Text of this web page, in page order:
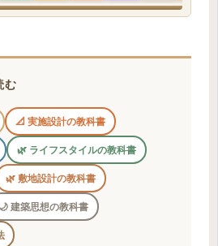
む
📐 実施設計の教科書
🌿 ライフスタイルの教科書
🌿 敷地設計の教科書
🌙 建築思想の教科書